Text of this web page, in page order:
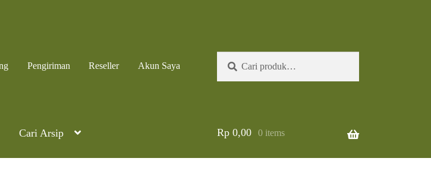
Pengiriman Reseller Akun Saya
untuk:
Cari Arsip Rp0,00 0 items